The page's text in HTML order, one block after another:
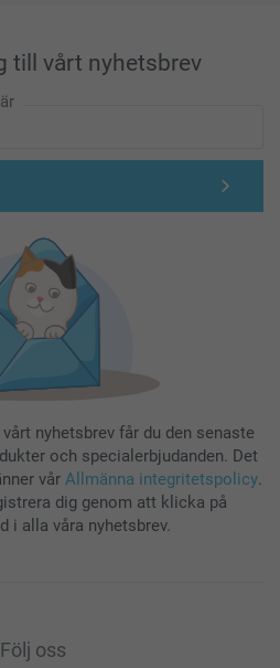
till vårt nyhetsbrev
nyhetsbrev får du den senaste
och specialerbjudanden. Det
vår Allmänna integritetspolicy.
dig genom att klicka på
i alla våra nyhetsbrev.
Följ oss